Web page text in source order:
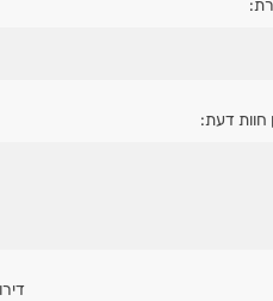
חוות דעת: